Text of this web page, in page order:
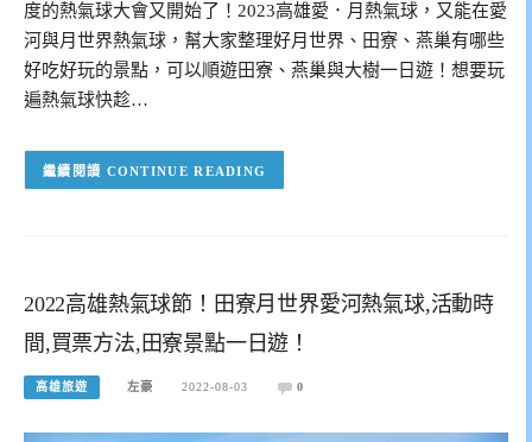
度的熱氣球大會又開始了！2023高雄愛．月熱氣球，又能在愛
河與月世界熱氣球，幫大家整理好月世界、田寮、燕巢有哪些
好吃好玩的景點，可以順遊田寮、燕巢與大樹一日遊！想要玩
遍熱氣球快趁…
CONTINUE READING
2022高雄熱氣球節！田寮月世界愛河熱氣球,活動時
間,買票方法,田寮景點一日遊！
高雄旅遊 左豪 2022-08-03 0